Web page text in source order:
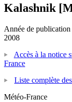
Kalashnik
Année de publication
2008
Accès à la notice
France
Liste complète
Météo-France